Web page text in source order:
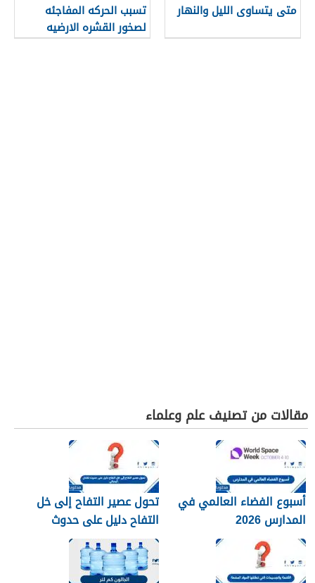
متى يتساوى الليل والنهار
تسبب الحركه المفاجئه
لصخور القشره الارضيه
مقالات من تصنيف علم وعلماء
أسبوع الفضاء العالمي في
المدارس 2026
تحول عصير التفاح إلى خل
التفاح دليل على حدوث
تفاعل كيميائي.